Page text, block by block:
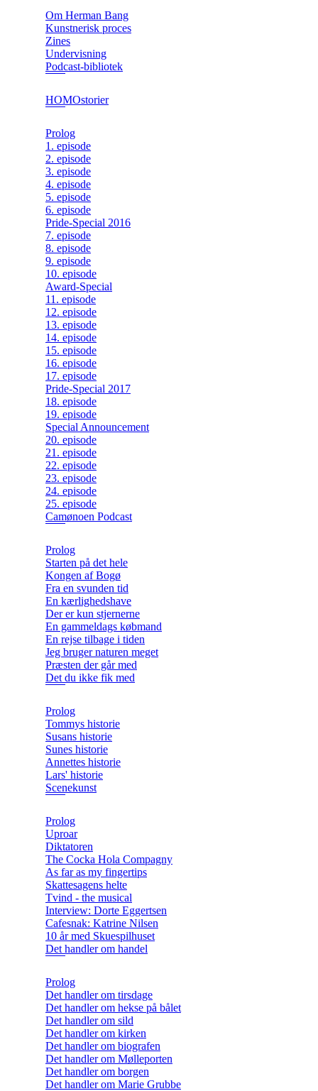
Om Herman Bang
Kunstnerisk proces
Zines
Undervisning
Podcast-bibliotek
HOMOstorier
Prolog
1. episode
2. episode
3. episode
4. episode
5. episode
6. episode
Pride-Special 2016
7. episode
8. episode
9. episode
10. episode
Award-Special
11. episode
12. episode
13. episode
14. episode
15. episode
16. episode
17. episode
Pride-Special 2017
18. episode
19. episode
Special Announcement
20. episode
21. episode
22. episode
23. episode
24. episode
25. episode
Camønoen Podcast
Prolog
Starten på det hele
Kongen af Bogø
Fra en svunden tid
En kærlighedshave
Der er kun stjernerne
En gammeldags købmand
En rejse tilbage i tiden
Jeg bruger naturen meget
Præsten der går med
Det du ikke fik med
Prolog
Tommys historie
Susans historie
Sunes historie
Annettes historie
Lars' historie
Scenekunst
Prolog
Uproar
Diktatoren
The Cocka Hola Compagny
As far as my fingertips
Skattesagens helte
Tvind - the musical
Interview: Dorte Eggertsen
Cafesnak: Katrine Nilsen
10 år med Skuespilhuset
Det handler om handel
Prolog
Det handler om tirsdage
Det handler om hekse på bålet
Det handler om sild
Det handler om kirken
Det handler om biografen
Det handler om Mølleporten
Det handler om borgen
Det handler om Marie Grubbe